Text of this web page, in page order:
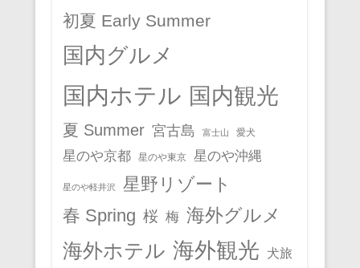
初夏 Early Summer
国内グルメ
国内ホテル 国内観光
夏 Summer 宮古島 富士山 愛犬
星のや京都 星のや東京 星のや沖縄
星のや軽井沢
星野リゾート
春 Spring 桜 梅 海外グルメ
海外ホテル 海外観光 犬旅